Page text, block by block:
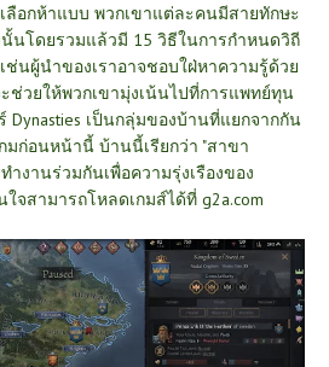
ลือกห้าแบบ พวกเขาแต่ละคนมีสายทักษะ
นโดยรวมแล้วมี 15 วิธีในการกำหนดวิถี
นผู้นำของเราอาจชอบใฝ่หาความรู้ด้วย
ะช่วยให้พวกเขามุ่งเน้นไปที่การแพทย์ทุน
Dynasties เป็นกลุ่มของบ้านที่แยกจากกัน
มก่อนหน้านี้ บ้านนี้เรียกว่า "สาขา
ำงานร่วมกันเพื่อความรุ่งเรืองของ
จสามารถโหลดเกมส์ได้ที่ g2a.com